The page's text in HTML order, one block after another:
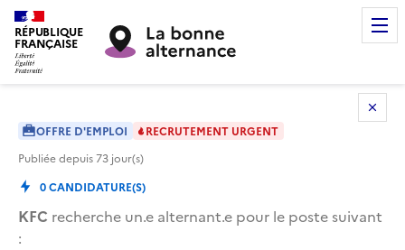
RÉPUBLIQUE
FRANÇAISE
OFFRE D'EMPLOI
RECRUTEMENT URGENT
Publiée depuis73 jour(s)
0CANDIDATURE(S)
KFC recherche un.e alternant.e pour le poste suivant
: